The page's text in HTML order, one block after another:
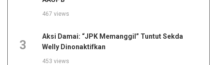
467 views
3
Aksi Damai: “JPK Memanggil” Tuntut Sekda
Welly Dinonaktifkan
453 views